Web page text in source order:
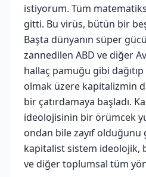
istiyorum. Tüm
gitti. Bu virüs, bütün bir
Başta dünyanın süper
zannedilen ABD ve diğer
hallaç pamuğu gibi
olmak üzere kapitalizmin
bir çatırdamaya başladı.
ideolojisinin bir örümcek
ondan bile zayıf olduğunu
kapitalist sistem ideolojik,
ve diğer toplumsal tüm